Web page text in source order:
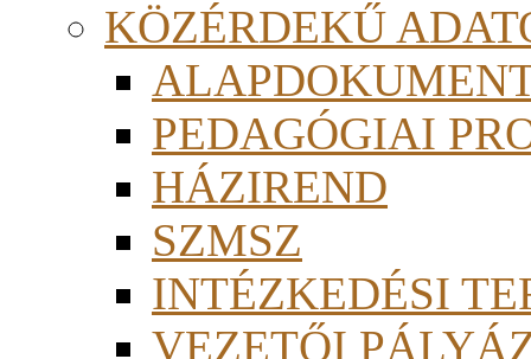
KÖZÉRDEKŰ
PEDAGÓGIAI
HÁZIREND
SZMSZ
INTÉZKEDÉSI
VEZETŐI